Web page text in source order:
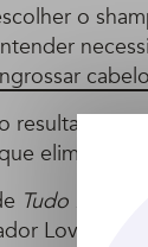
o
resultado
elimine a
Tudo Pra
Love